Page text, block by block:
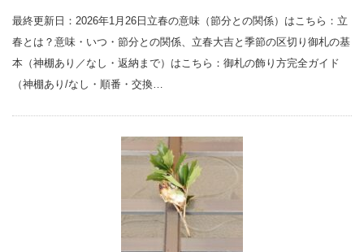
最終更新日：2026年1月26日立春の意味（節分との関係）はこちら：立
春とは？意味・いつ・節分との関係、立春大吉と季節の区切り御札の基
本（神棚あり／なし・返納まで）はこちら：御札の飾り方完全ガイド
（神棚あり/なし・順番・交換…